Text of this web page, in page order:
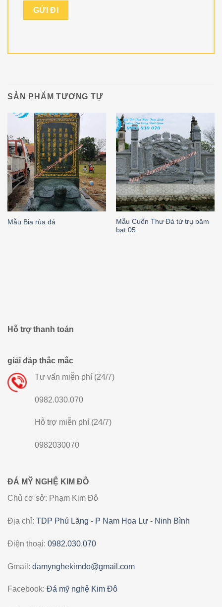
SẢN PHẨM TƯƠNG TỰ
Mẫu Bia rùa đá
Mẫu Cuốn Thư Đá tứ trụ băm
bạt 05
Hỗ trợ thanh toán
giải đáp thắc mắc
Tư vấn miễn phí (24/7)
0982.030.070
Hỗ trợ miễn phí (24/7)
0982030070
ĐÁ MỸ NGHỆ KIM ĐÔ
Chủ cơ sở: Phạm Kim Đô
Địa chỉ: TDP Phú Lăng - P Nam Hoa Lư - Ninh Bình
Điện thoại: 0982.030.070
Gmail: damynghekimdo@gmail.com
Facebook: Đá mỹ nghệ Kim Đô